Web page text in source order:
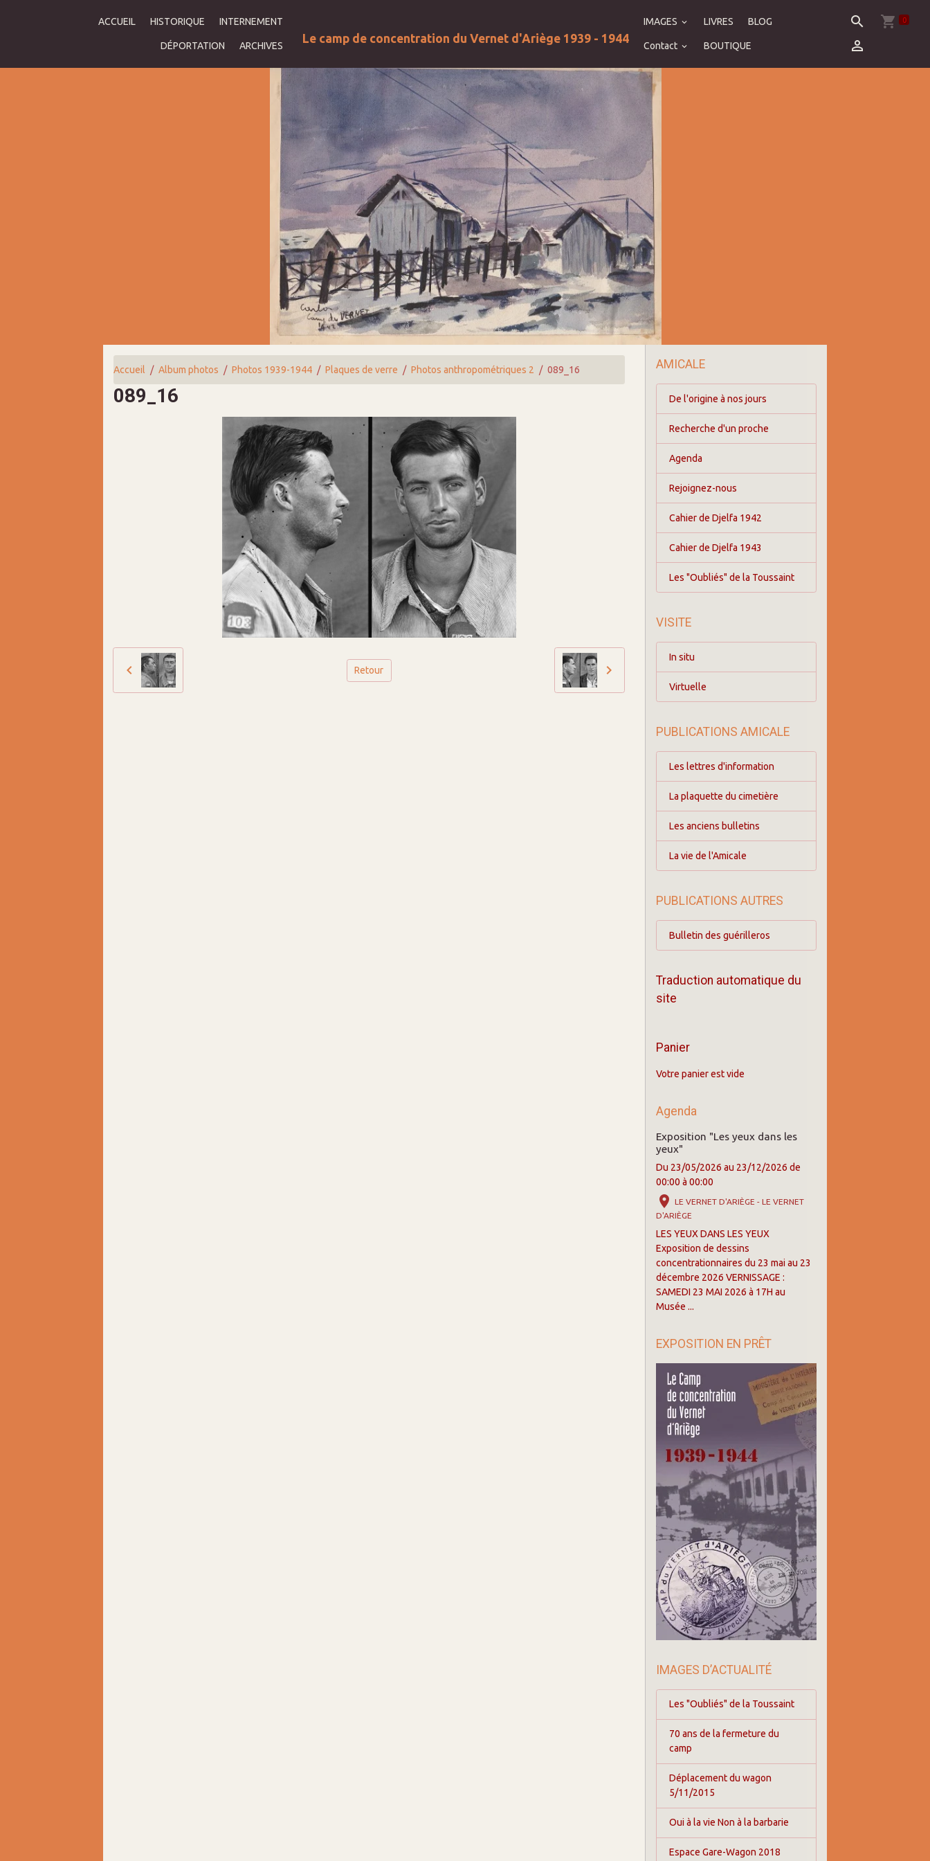
ACCUEIL HISTORIQUE INTERNEMENT
DÉPORTATION ARCHIVES
Le camp de concentration du Vernet d'Ariège 1939 - 1944
IMAGES LIVRES BLOG
Contact BOUTIQUE
0
Accueil Album photos Photos 1939-1944 Plaques de verre Photos anthropométriques 2 089_16
089_16
Retour
AMICALE
De l'origine à nos jours
Recherche d'un proche
Agenda
Rejoignez-nous
Cahier de Djelfa 1942
Cahier de Djelfa 1943
Les "Oubliés" de la Toussaint
VISITE
In situ
Virtuelle
PUBLICATIONS AMICALE
Les lettres d'information
La plaquette du cimetière
Les anciens bulletins
La vie de l'Amicale
PUBLICATIONS AUTRES
Bulletin des guérilleros
Traduction automatique du
site
Panier
Votre panier est vide
Agenda
Exposition "Les yeux dans les
yeux"
Du 23/05/2026 au 23/12/2026 de
00:00 à 00:00
LE VERNET D'ARIÈGE - LE VERNET
D'ARIÈGE
LES YEUX DANS LES YEUX
Exposition de dessins
concentrationnaires du 23 mai au 23
décembre 2026 VERNISSAGE :
SAMEDI 23 MAI 2026 à 17H au
Musée ...
EXPOSITION EN PRÊT
IMAGES D’ACTUALITÉ
Les "Oubliés" de la Toussaint
70 ans de la fermeture du
camp
Déplacement du wagon
5/11/2015
Oui à la vie Non à la barbarie
Espace Gare-Wagon 2018